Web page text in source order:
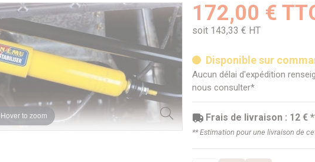
Hover to zoom
172,00 €
soit 143,33 € HT
Disponible sur
Aucun délai d'expédition
nous consulter*
Frais de livraison : 12 €
** Estimation pour une livraison de